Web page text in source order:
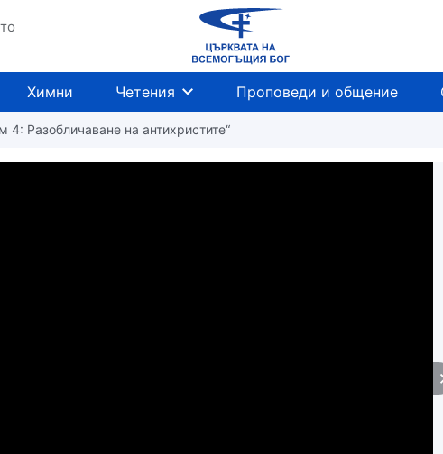
Химни Четения Проповеди и общение
4: Разобличаване на антихристите“